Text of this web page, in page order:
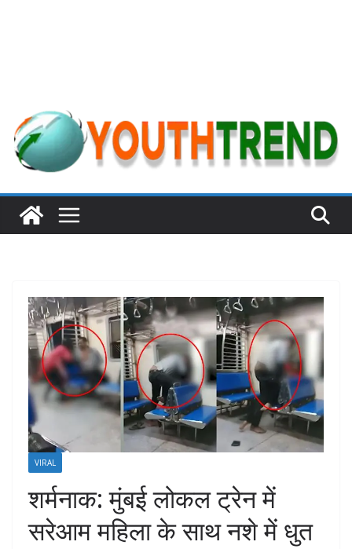
VIRAL
शर्मनाक: मुंबई लोकल ट्रेन में
सरेआम महिला के साथ नशे में धुत